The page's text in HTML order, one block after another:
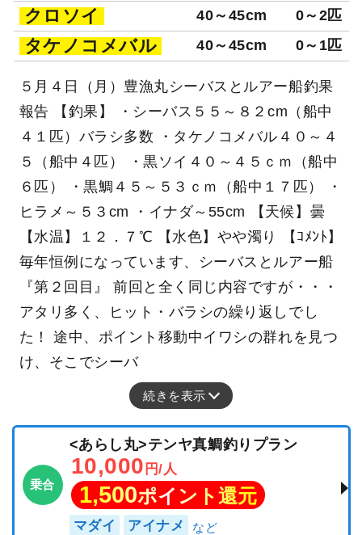
クロソイ 40～45cm 0～2匹
タケノコメバル 40～45cm 0～1匹
５月４日（月）豊漁丸シーバスとルアー船釣果
報告 【釣果】 ・シーバス５５～８２cm（船中
４１匹）バラシ多数 ・タケノコメバル４０～４
５（船中４匹） ・黒ソイ４０～４５ｃｍ（船中
６匹） ・黒鯛４５～５３ｃｍ（船中１７匹） ・
ヒラメ～５３cm ・イナダ～55cm 【天候】曇
【水温】１２．７℃ 【水色】やや濁り 【ｺﾒﾝﾄ】
毎年恒例になっています、シーバスとルアー船
『第２回目』 前回と全く同じ内容ですが・・・
アタリ多く、ヒット・バラシの繰り返しでし
た！ 途中、ポイント移動中イワシの群れを見つ
け、そこでシーバ
続きを表示
乗合
<あらし丸>テンヤ真鯛釣りプラン
10,000 円/人
1,500ポイント還元
マダイ アイナメ